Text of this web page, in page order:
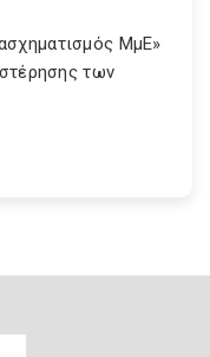
ΜμΕ»
των